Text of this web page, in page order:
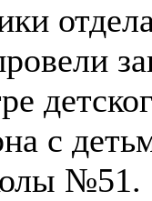
с
№51.